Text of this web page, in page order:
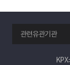
겨
주
세
요
관련유관기관
KPX